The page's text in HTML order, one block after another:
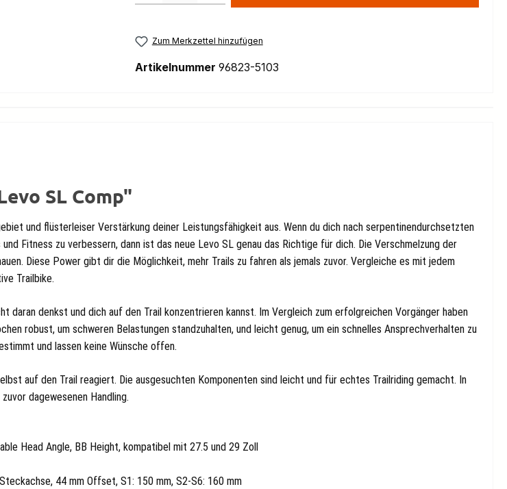
Zum Merkzettel hinzufügen
Artikelnummer 96823-5103
SL Comp"
und flüsterleiser Verstärkung deiner Leistungsfähigkeit aus. Wenn du dich nach serpentinendurchsetzten
Fitness zu verbessern, dann ist das neue Levo SL genau das Richtige für dich. Die Verschmelzung der
Diese Power gibt dir die Möglichkeit, mehr Trails zu fahren als jemals zuvor. Vergleiche es mit jedem
Trailbike.
daran denkst und dich auf den Trail konzentrieren kannst. Im Vergleich zum erfolgreichen Vorgänger haben
robust, um schweren Belastungen standzuhalten, und leicht genug, um ein schnelles Ansprechverhalten zu
und lassen keine Wünsche offen.
auf den Trail reagiert. Die ausgesuchten Komponenten sind leicht und für echtes Trailriding gemacht. In
dagewesenen Handling.
Head Angle, BB Height, kompatibel mit 27.5 und 29 Zoll
44 mm Offset, S1: 150 mm, S2-S6: 160 mm